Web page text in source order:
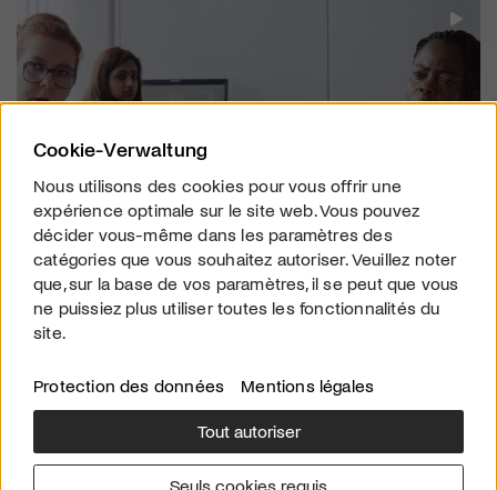
STREAMING
L'AUDITION (DIE ANHÖRUNG)
Lorsque l'avenir dépend du fait de raconter son vécu.
Cookie-Verwaltung
Nous utilisons des cookies pour vous offrir une
expérience optimale sur le site web. Vous pouvez
décider vous-même dans les paramètres des
catégories que vous souhaitez autoriser. Veuillez noter
que, sur la base de vos paramètres, il se peut que vous
ne puissiez plus utiliser toutes les fonctionnalités du
site.
Protection des données Mentions légales
Tout autoriser
Seuls cookies requis